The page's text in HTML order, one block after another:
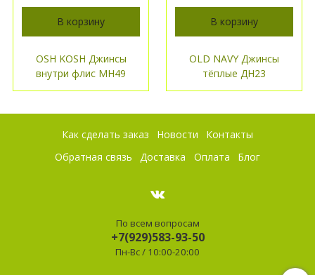
В корзину
OSH KOSH Джинсы
внутри флис МН49
В корзину
OLD NAVY Джинсы
тёплые ДН23
Как сделать заказ Новости
Контакты
Обратная связь
Доставка Оплата Блог
По всем вопросам
+7(929)583-93-50
Пн-Вс / 10:00-20:00